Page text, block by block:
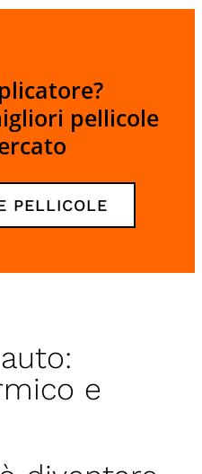
pellicole
PELLICOLE
e